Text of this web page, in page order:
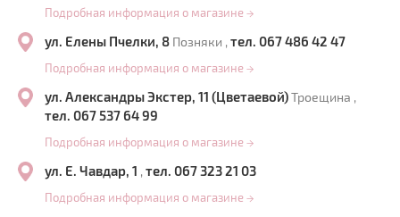
Подробная информация о магазине →
ул. Елены Пчелки, 8 Позняки , тел. 067 486 42 47
Подробная информация о магазине →
ул. Александры Экстер, 11 (Цветаевой)Троещина ,
тел. 067 537 64 99
Подробная информация о магазине →
ул. Е. Чавдар, 1 , тел. 067 323 21 03
Подробная информация о магазине →